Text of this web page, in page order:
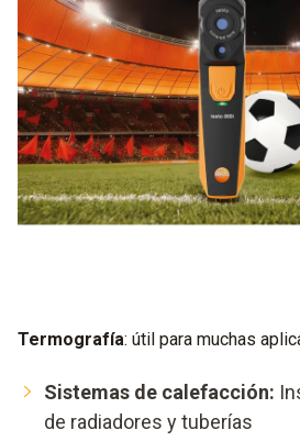
Termografía: útil para muchas
Sistemas de calefacción:
de radiadores y tuberías